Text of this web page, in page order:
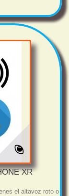
XR
el altavoz roto o